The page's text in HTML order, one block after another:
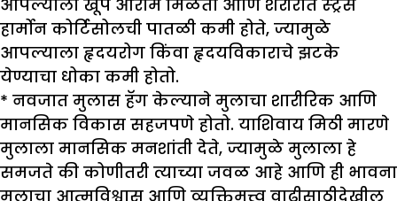
आपल्याला खूप आराम मिळतो आणि शरीरात स्ट्रेस
हार्मोन कोर्टिसोलची पातळी कमी होते, ज्यामुळे
आपल्याला हृदयरोग किंवा हृदयविकाराचे झटके
येण्याचा धोका कमी होतो.
* नवजात मुलास हॅग केल्याने मुलाचा शारीरिक आणि
मानसिक विकास सहजपणे होतो. याशिवाय मिठी मारणे
मुलाला मानसिक मनशांती देते, ज्यामुळे मुलाला हे
समजते की कोणीतरी त्याच्या जवळ आहे आणि ही भावना
मुलाचा आत्मविश्वास आणि व्यक्तिमत्त्व वाढीसाठीदेखील